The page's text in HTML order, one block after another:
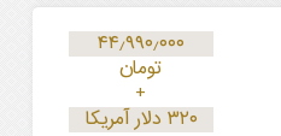
۴۴٫۹۹۰٫۰۰۰
تومان
+
۳۲۰ دلار آمریکا